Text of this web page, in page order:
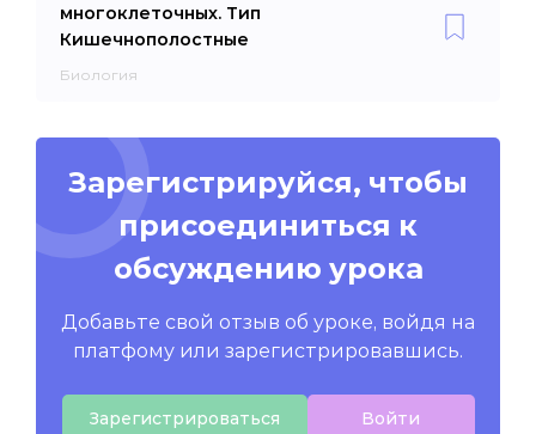
многоклеточных. Тип
Кишечнополостные
Биология
Зарегистрируйся, чтобы
присоединиться к
обсуждению урока
Добавьте свой отзыв об уроке, войдя на
платфому или зарегистрировавшись.
Зарегистрироваться Войти